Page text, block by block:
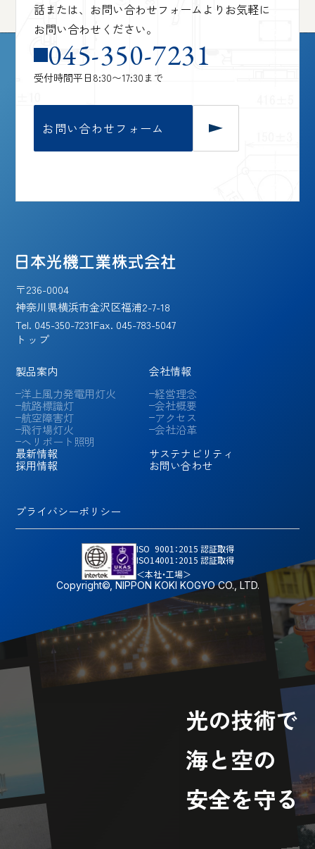
話または、お問い合わせフォームよりお気軽に
お問い合わせください。
045-350-7231
受付時間平日8:30〜17:30まで
お問い合わせフォーム
〒236-0004
神奈川県横浜市金沢区福浦2-7-18
Tel. 045-350-7231Fax. 045-783-5047
トップ
製品案内
洋上風力発電用灯火
航路標識灯
航空障害灯
飛行場灯火
ヘリポート照明
会社情報
経営理念
会社概要
アクセス
会社沿革
最新情報
サステナビリティ
採用情報
お問い合わせ
プライバシーポリシー
ISO 9001：2015 認証取得
ISO14001：2015 認証取得
＜本社・工場＞
Copyright©, NIPPON KOKI KOGYO CO., LTD.
光の技術で
海と空の
安全を守る